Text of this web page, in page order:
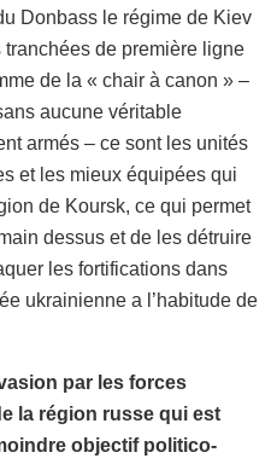
Donbass le régime de Kiev
de première ligne
de la « chair à canon » –
aucune véritable
armés – ce sont les unités
et les mieux équipées qui
de Koursk, ce qui permet
dessus et de les détruire
les fortifications dans
ukrainienne a l’habitude de
par les forces
la région russe qui est
objectif politico-